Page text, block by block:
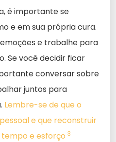
é importante se
e em sua própria cura.
e trabalhe para
Se você decidir ficar
conversar sobre
juntos para
Lembre-se de que o
e que reconstruir
e esforço 3